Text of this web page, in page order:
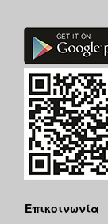
Επικοινωνία